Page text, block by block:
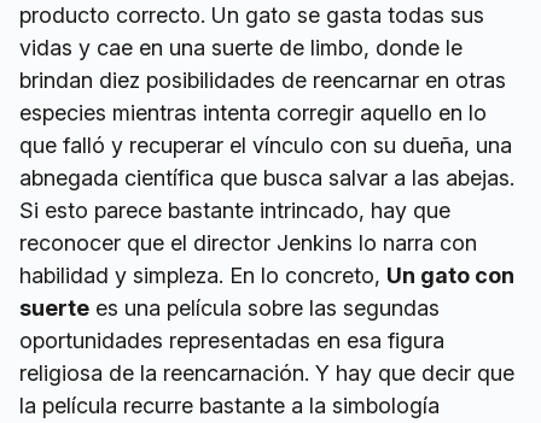
producto correcto. Un gato se gasta todas sus
vidas y cae en una suerte de limbo, donde le
brindan diez posibilidades de reencarnar en otras
especies mientras intenta corregir aquello en lo
que falló y recuperar el vínculo con su dueña, una
abnegada científica que busca salvar a las abejas.
Si esto parece bastante intrincado, hay que
reconocer que el director Jenkins lo narra con
habilidad y simpleza. En lo concreto, Un gato con
suerte es una película sobre las segundas
oportunidades representadas en esa figura
religiosa de la reencarnación. Y hay que decir que
la película recurre bastante a la simbología